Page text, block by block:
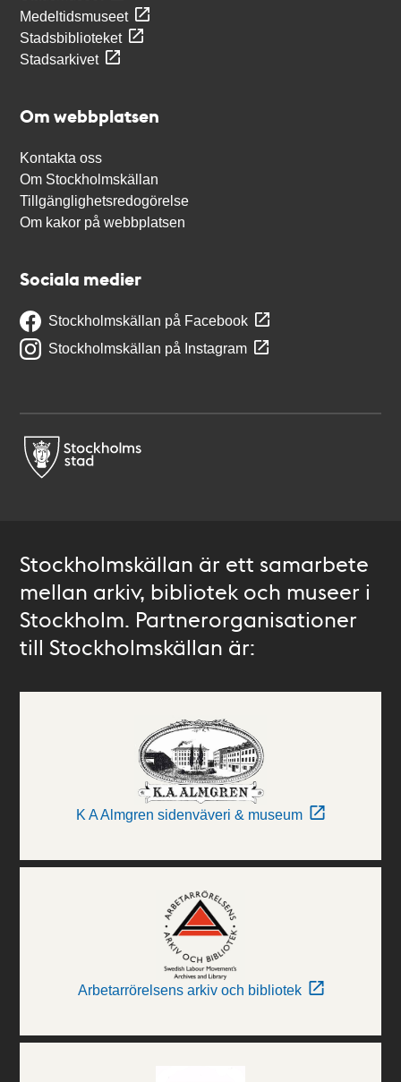
Medeltidsmuseet
Stadsbiblioteket
Stadsarkivet
Om webbplatsen
Kontakta oss
Om Stockholmskällan
Tillgänglighetsredogörelse
Om kakor på webbplatsen
Sociala medier
Stockholmskällan på Facebook
Stockholmskällan på Instagram
Stockholmskällan är ett samarbete
mellan arkiv, bibliotek och museer i
Stockholm. Partnerorganisationer
till Stockholmskällan är:
K A Almgren sidenväveri & museum
Arbetarrörelsens arkiv och bibliotek